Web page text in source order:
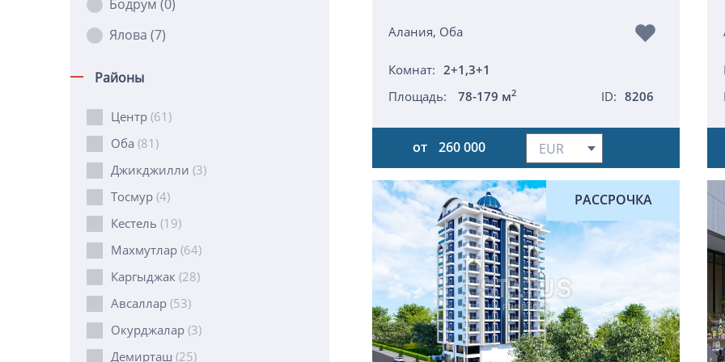
Бодрум (0)
Ялова (7)
Районы
Центр (61)
Оба (81)
Джикджилли (3)
Тосмур (4)
Кестель (19)
Махмутлар (64)
Каргыджак (28)
Авсаллар (53)
Окурджалар (3)
Демирташ (25)
Алания, Оба
Комнат: 2+1,3+1
Площадь:
78-179 м2 ID: 8206
от 260 000
РАССРОЧКА